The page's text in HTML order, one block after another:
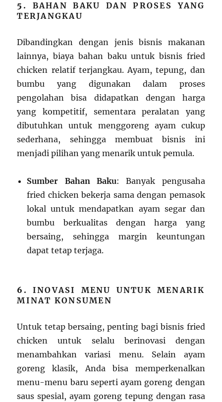
5. BAHAN BAKU DAN PROSES YANG
TERJANGKAU
Dibandingkan dengan jenis bisnis makanan
lainnya, biaya bahan baku untuk bisnis fried
chicken relatif terjangkau. Ayam, tepung, dan
bumbu yang digunakan dalam proses
pengolahan bisa didapatkan dengan harga
yang kompetitif, sementara peralatan yang
dibutuhkan untuk menggoreng ayam cukup
sederhana, sehingga membuat bisnis ini
menjadi pilihan yang menarik untuk pemula.
Sumber Bahan Baku: Banyak pengusaha
fried chicken bekerja sama dengan pemasok
lokal untuk mendapatkan ayam segar dan
bumbu berkualitas dengan harga yang
bersaing, sehingga margin keuntungan
dapat tetap terjaga.
6. INOVASI MENU UNTUK MENARIK
MINAT KONSUMEN
Untuk tetap bersaing, penting bagi bisnis fried
chicken untuk selalu berinovasi dengan
menambahkan variasi menu. Selain ayam
goreng klasik, Anda bisa memperkenalkan
menu-menu baru seperti ayam goreng dengan
saus spesial, ayam goreng tepung dengan rasa